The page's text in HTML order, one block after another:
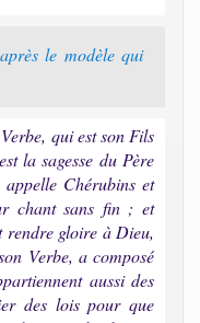
le modèle qui
qui est son Fils
la sagesse du Père
appelle Chérubins et
chant sans fin ; et
rendre gloire à Dieu,
Verbe, a composé
aussi des
des lois pour que